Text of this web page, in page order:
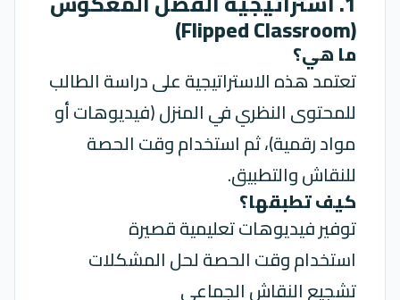
(Flipped Classroom)
ما هي؟
تعتمد هذه الاستراتيجية على دراسة الطالب
للمحتوى النظري في المنزل (فيديوهات أو
مواد رقمية)، ثم استخدام وقت الحصة
للنقاش والتطبيق.
كيف تطبقها؟
توفير فيديوهات تعليمية قصيرة
استخدام وقت الحصة لحل المشكلات
تشجيع النقاش الجماعي